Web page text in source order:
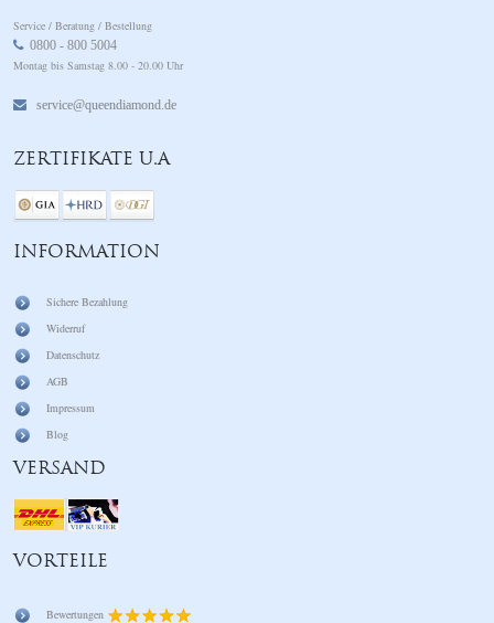
Service / Beratung / Bestellung
0800 - 800 5004
Montag bis Samstag 8.00 - 20.00 Uhr
service@queendiamond.de
ZERTIFIKATE U.A
INFORMATION
Sichere Bezahlung
Widerruf
Datenschutz
AGB
Impressum
Blog
VERSAND
VORTEILE
Bewertungen